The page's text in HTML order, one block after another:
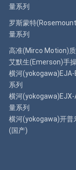
量系列
罗斯蒙特
量系列
高准(Mirco Motion)
艾默生(Emerson)手
横河(yokogawa)EJA-
系列
横河(yokogawa)EJX-
量系列
横河(yokogawa)开普
(国产)